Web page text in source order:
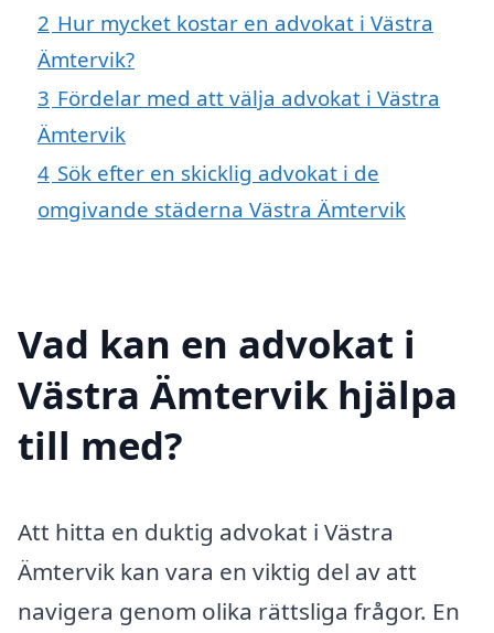
2 Hur mycket kostar en advokat i Västra
Ämtervik?
3 Fördelar med att välja advokat i Västra
Ämtervik
4 Sök efter en skicklig advokat i de
omgivande städerna Västra Ämtervik
Vad kan en advokat i
Västra Ämtervik hjälpa
till med?
Att hitta en duktig advokat i Västra
Ämtervik kan vara en viktig del av att
navigera genom olika rättsliga frågor. En